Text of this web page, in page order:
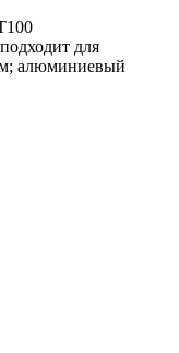
для
алюминиевый